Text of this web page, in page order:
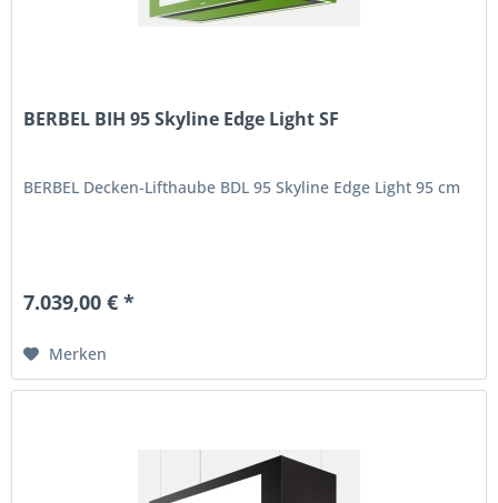
BERBEL BIH 95 Skyline Edge Light SF
BERBEL Decken-Lifthaube BDL 95 Skyline Edge Light 95 cm
7.039,00 € *
Merken